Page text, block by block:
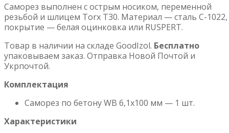
Саморез выполнен с острым носиком, переменной
резьбой и шлицем Torx T30. Материал — сталь C-1022,
покрытие — белая оцинковка или RUSPERT.
Товар в наличии на складе GoodIzol. Бесплатно
упаковываем заказ. Отправка Новой Почтой и
Укрпочтой.
Комплектация
Саморез по бетону WB 6,1х100 мм — 1 шт.
Характеристики